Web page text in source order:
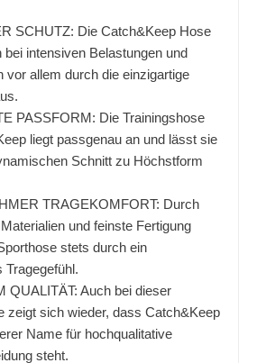
SCHUTZ: Die Catch&Keep Hose
intensiven Belastungen und
vor allem durch die einzigartige
PASSFORM: Die Trainingshose
liegt passgenau an und lässt sie
Schnitt zu Höchstform
TRAGEKOMFORT: Durch
und feinste Fertigung
stets durch ein
Tragegefühl.
QUALITÄT: Auch bei dieser
zeigt sich wieder, dass Catch&Keep
Name für hochqualitative
steht.